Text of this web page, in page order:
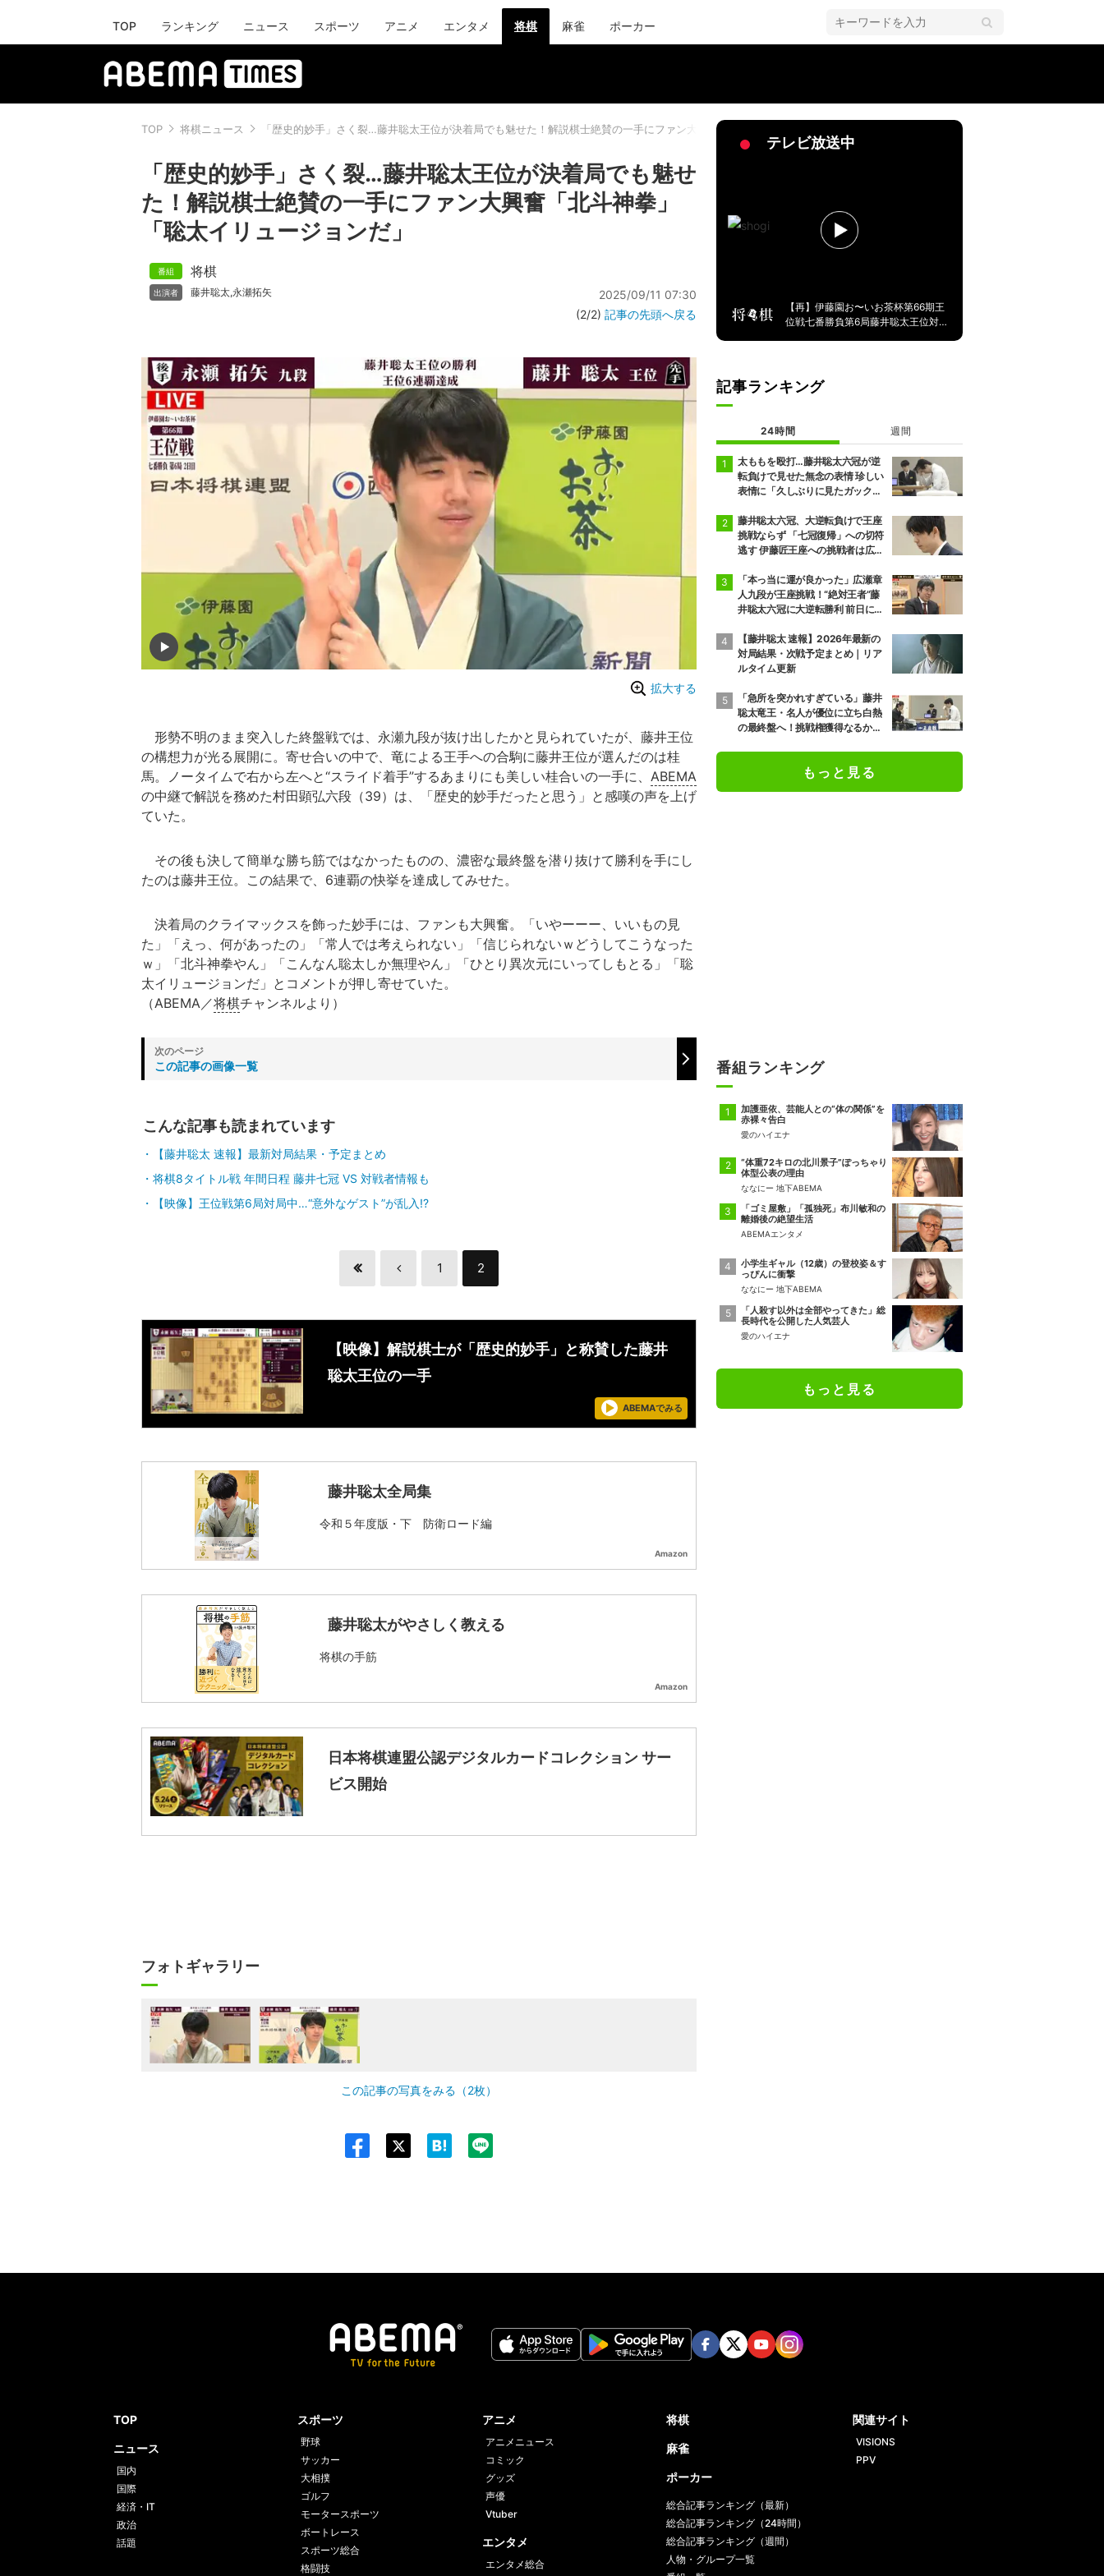
TOP ランキング ニュース スポーツ アニメ エンタメ 将棋 麻雀 ポーカー
TOP 将棋ニュース 「歴史的妙手」さく裂…藤井聡太王位が決着局でも魅せた！解説棋士絶賛の一手にファン大興奮「北斗神拳」「聡太イリュージョンだ」 2ページ目
「歴史的妙手」さく裂…藤井聡太王位が決着局でも魅せ
た！解説棋士絶賛の一手にファン大興奮「北斗神拳」
「聡太イリュージョンだ」
将棋
藤井聡太,永瀬拓矢
2025/09/11 07:30
(2/2) 記事の先頭へ戻る
拡大する
形勢不明のまま突入した終盤戦では、永瀬九段が抜け出したかと見られていたが、藤井王位
の構想力が光る展開に。寄せ合いの中で、竜による王手への合駒に藤井王位が選んだのは桂
馬。ノータイムで右から左へと“スライド着手”するあまりにも美しい桂合いの一手に、 ABEMA
の中継で解説を務めた村田顕弘六段（39）は、「歴史的妙手だったと思う」と感嘆の声を上げ
ていた。
その後も決して簡単な勝ち筋ではなかったものの、濃密な最終盤を潜り抜けて勝利を手にし
たのは藤井王位。この結果で、6連覇の快挙を達成してみせた。
決着局のクライマックスを飾った妙手には、ファンも大興奮。「いやーーー、いいもの見
た」「えっ、何があったの」「常人では考えられない」「信じられないｗどうしてこうなった
ｗ」「北斗神拳やん」「こんなん聡太しか無理やん」「ひとり異次元にいってしもとる」「聡
太イリュージョンだ」とコメントが押し寄せていた。
（ABEMA／将棋チャンネルより）
この記事の画像一覧
こんな記事も読まれています
【藤井聡太 速報】最新対局結果・予定まとめ
将棋8タイトル戦 年間日程 藤井七冠 VS 対戦者情報も
【映像】王位戦第6局対局中…“意外なゲスト”が乱入!?
1 2
【映像】解説棋士が「歴史的妙手」と称賛した藤井
聡太王位の一手
ABEMAでみる
藤井聡太全局集
令和５年度版・下 防衛ロード編
Amazon
藤井聡太がやさしく教える
将棋の手筋
Amazon
日本将棋連盟公認デジタルカードコレクション サー
ビス開始
フォトギャラリー
この記事の写真をみる（2枚）
テレビ放送中
【再】伊藤園お〜いお茶杯第66期王
位戦七番勝負第6局藤井聡太王位対永
記事ランキング
24時間 週間
太ももを殴打…藤井聡太六冠が逆
転負けで見せた無念の表情 珍しい
表情に「久しぶりに見たガック
藤井聡太六冠、大逆転負けで王座
挑戦ならず 「七冠復帰」への切符
逃す 伊藤匠王座への挑戦者は広瀬
「本っ当に運が良かった」広瀬章
人九段が王座挑戦！“絶対王者”藤
井聡太六冠に大逆転勝利 前日には
も【藤井聡太 速報】2026年最新の
対局結果・次戦予定まとめ｜リア
ルタイム更新
「急所を突かれすぎている」藤井
聡太竜王・名人が優位に立ち白熱
の最終盤へ！挑戦権獲得なるか、
もっと見る
番組ランキング
加護亜依、芸能人との“体の関係”を
赤裸々告白
愛のハイエナ
“体重72キロの北川景子”ぽっちゃり
体型公表の理由
ななにー 地下ABEMA
「ゴミ屋敷」「孤独死」布川敏和の
離婚後の絶望生活
ABEMAエンタメ
小学生ギャル（12歳）の登校姿＆す
っぴんに衝撃
ななにー 地下ABEMA
「人殺す以外は全部やってきた」総
長時代を公開した人気芸人
愛のハイエナ
もっと見る
TOP
ニュース
国内
国際
経済・IT
政治
話題
スポーツ
野球
サッカー
大相撲
ゴルフ
モータースポーツ
ボートレース
スポーツ総合
格闘技
アニメ
アニメニュース
コミック
グッズ
声優
Vtuber
エンタメ
エンタメ総合
将棋
麻雀
ポーカー
総合記事ランキング（最新）
総合記事ランキング（24時間）
総合記事ランキング（週間）
人物・グループ一覧
関連サイト
VISIONS
PPV